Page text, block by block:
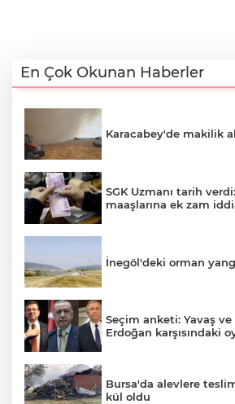
En Çok Okunan Haberler
Karacabey'de makilik
SGK Uzmanı tarih
maaşlarına ek zam
İnegöl'deki orman
Seçim anketi: Yavaş
Erdoğan karşısındaki
Bursa'da alevlere
kül oldu